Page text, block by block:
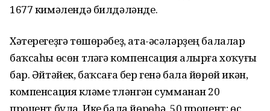
1677 кимәлендә билдәләнде.
Хәтерегеҙгә төшөрәбеҙ, ата-әсәләрҙең балалар
баҡсаһы өсөн түләүгә компенсация алырға хоҡуғы
бар. Әйтәйек, баҡсаға бер генә бала йөрөй икән,
компенсация күләме түләнгән сумманан 20